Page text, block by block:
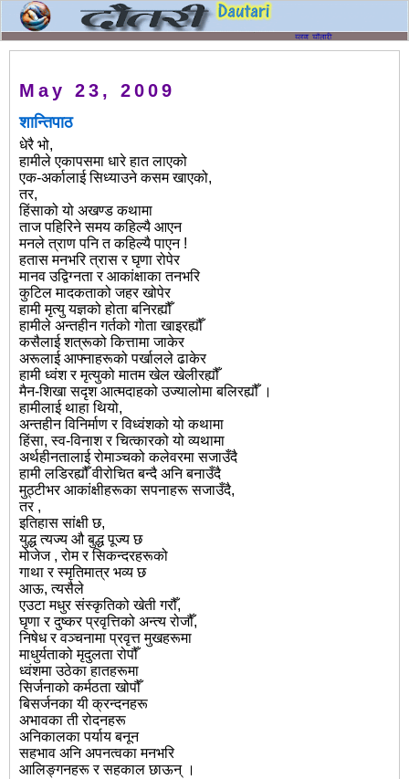
May 23, 2009
शान्तिपाठ
धेरै भो,
हामीले एकापसमा धारे हात लाएको
एक-अर्कालाई सिध्याउने कसम खाएको,
तर,
हिंसाको यो अखण्ड कथामा
ताज पहिरिने समय कहिल्यै आएन
मनले त्राण पनि त कहिल्यै पाएन !
हतास मनभरि त्रास र घृणा रोपेर
मानव उद्विग्नता र आकांक्षाका तनभरि
कुटिल मादकताको जहर खोपेर
हामी मृत्यु यज्ञको होता बनिरह्यौँ
हामीले अन्तहीन गर्तको गोता खाइरह्यौँ
कसैलाई शत्रूको कित्तामा जाकेर
अरूलाई आफ्नाहरूको पर्खालले ढाकेर
हामी ध्वंश र मृत्युको मातम खेल खेलीरह्यौँ
मैन-शिखा सदृश आत्मदाहको उज्यालोमा बलिरह्यौँ ।
हामीलाई थाहा थियो,
अन्तहीन विनिर्माण र विध्वंशको यो कथामा
हिंसा, स्व-विनाश र चित्कारको यो व्यथामा
अर्थहीनतालाई रोमाञ्चको कलेवरमा सजाउँदै
हामी लडिरह्यौँ वीरोचित बन्दै अनि बनाउँदै
मुठ्टीभर आकांक्षीहरूका सपनाहरू सजाउँदै,
तर ,
इतिहास सांक्षी छ,
युद्ध त्यज्य औ बुद्ध पूज्य छ
मोजेज , रोम र सिकन्दरहरूको
गाथा र स्मृतिमात्र भव्य छ
आऊ, त्यसैले
एउटा मधुर संस्कृतिको खेती गरौँ,
घृणा र दुष्कर प्रवृत्तिको अन्त्य रोजौँ,
निषेध र वञ्चनामा प्रवृत्त मुखहरूमा
माधुर्यताको मृदुलता रोपौँ
ध्वंशमा उठेका हातहरूमा
सिर्जनाको कर्मठता खोपौँ
बिसर्जनका यी क्रन्दनहरू
अभावका ती रोदनहरू
अनिकालका पर्याय बनून
सहभाव अनि अपनत्वका मनभरि
आलिङ्गनहरू र सहकाल छाऊन् ।